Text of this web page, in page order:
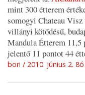
mint 300 étterem
somogyi Chateau Visz
villányi kötődésű,
Mandula Étterem
jelentő 11 pontot 44
bori 2010. június 2. 8ó